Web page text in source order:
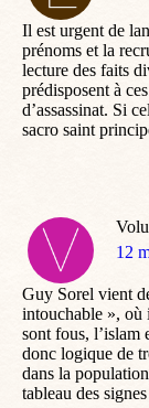
Il est urgent de
prénoms et la
lecture des faits
prédisposent à
d’assassinat. Si
sacro saint
dit
12
Guy Sorel vient
intouchable », où
sont fous, l’islam
donc logique de
dans la
tableau des